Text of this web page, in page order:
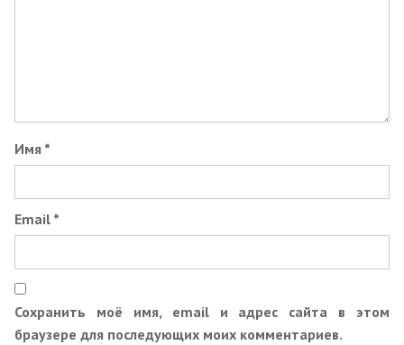
Имя *
Email *
Сохранить моё имя, email и адрес сайта в этом
браузере для последующих моих комментариев.